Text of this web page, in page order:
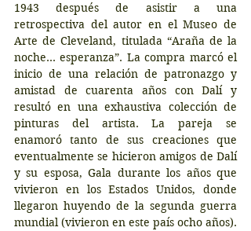
1943 después de asistir a una
retrospectiva del autor en el Museo de
Arte de Cleveland, titulada “Araña de la
noche… esperanza”. La compra marcó el
inicio de una relación de patronazgo y
amistad de cuarenta años con Dalí y
resultó en una exhaustiva colección de
pinturas del artista. La pareja se
enamoró tanto de sus creaciones que
eventualmente se hicieron amigos de Dalí
y su esposa, Gala durante los años que
vivieron en los Estados Unidos, donde
llegaron huyendo de la segunda guerra
mundial (vivieron en este país ocho años).